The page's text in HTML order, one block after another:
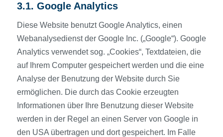
3.1. Google Analytics
Diese Website benutzt Google Analytics, einen
Webanalysedienst der Google Inc. („Google“). Google
Analytics verwendet sog. „Cookies“, Textdateien, die
auf Ihrem Computer gespeichert werden und die eine
Analyse der Benutzung der Website durch Sie
ermöglichen. Die durch das Cookie erzeugten
Informationen über Ihre Benutzung dieser Website
werden in der Regel an einen Server von Google in
den USA übertragen und dort gespeichert. Im Falle